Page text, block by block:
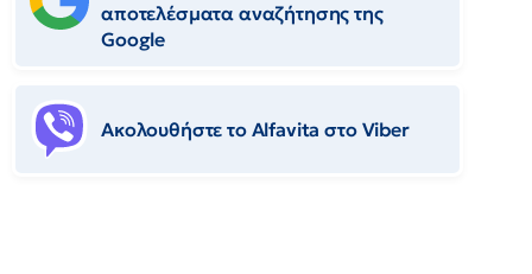
αποτελέσματα αναζήτησης της
Google
Ακολουθήστε το Αlfavita στο Viber